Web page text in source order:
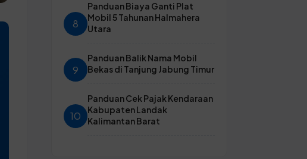
8
Panduan Biaya Ganti Plat
Mobil 5 Tahunan Halmahera
Utara
9
Panduan Balik Nama Mobil
Bekas di Tanjung Jabung Timur
10
Panduan Cek Pajak Kendaraan
Kabupaten Landak
Kalimantan Barat